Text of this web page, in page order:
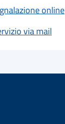
online
via mail